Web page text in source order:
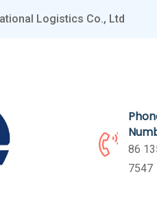
Logistics Co., Ltd
86
7547